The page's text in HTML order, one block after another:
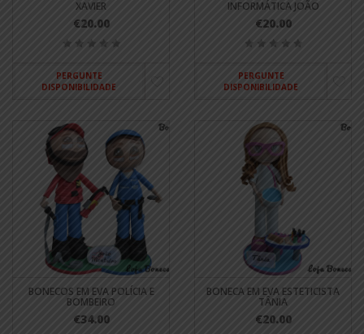
XAVIER
€20.00
PERGUNTE
DISPONIBILIDADE
INFORMÁTICA JOÃO
€20.00
PERGUNTE
DISPONIBILIDADE
BONECOS EM EVA POLÍCIA E
BOMBEIRO
€34.00
BONECA EM EVA ESTETICISTA
TÂNIA
€20.00